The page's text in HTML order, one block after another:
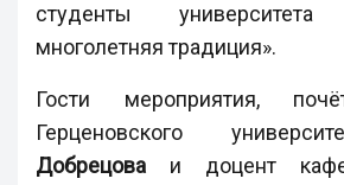
студенты
многолетняя традиция».
Гости мероприятия,
Герценовского
Добрецова и доцент